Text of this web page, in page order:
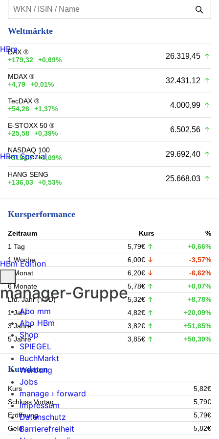
Weltmärkte
DAX ®
+179,32
+0,69% 26.319,45
MDAX ®
+4,79
+0,01% 32.431,12
TecDAX ®
+54,26
+1,37% 4.000,99
E-STOXX 50 ®
+25,58
+0,39% 6.502,56
NASDAQ 100
+319,07
+1,09% 29.692,40
HANG SENG
+136,03
+0,53% 25.668,03
Kursperformance
Zeitraum Kurs
%
1 Tag
5,79€
+0,66%
1 Woche
6,00€
-3,57%
1 Monat
6,20€
-6,62%
6 Monate
5,78€
+0,07%
Lfd. Jahr (YTD)
5,32€
+8,78%
1 Jahr
4,82€
+20,09%
3 Jahre
3,82€
+51,65%
5 Jahre
3,85€ +50,39%
Kursdaten
Kurs
5,82€
Schluss Vortag
5,79€
Eröffnung
5,79€
Geld
5,82€
HBm
HBm Spezial
HBm Edition
manager-Gruppe
Abo mm
Abo HBm
Shop
SPIEGEL
BuchMarkt
Werbung
Jobs
manage › forward
Impressum
Datenschutz
Barrierefreiheit